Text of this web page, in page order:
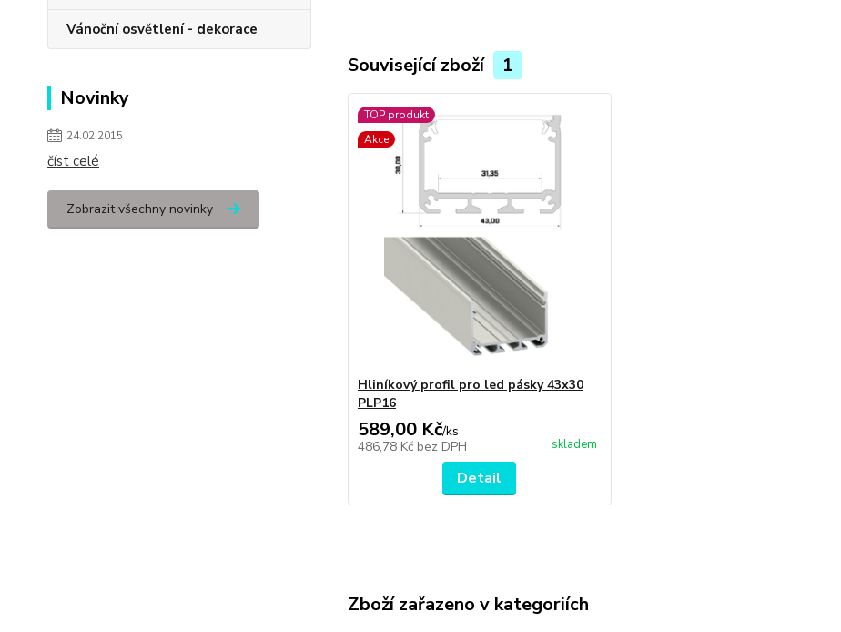
Vánoční osvětlení - dekorace
Novinky
24.02.2015
číst celé
Zobrazit všechny novinky
Související zboží 1
TOP produkt
Akce
Hliníkový profil pro led pásky 43x30
PLP16
589,00 Kč/ks
486,78 Kč bez DPH skladem
Detail
Zboží zařazeno v kategoriích